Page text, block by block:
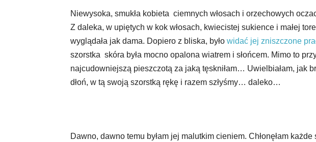
Niewysoka, smukła kobieta ciemnych włosach i orzechowych
Z daleka, w upiętych w kok włosach, kwiecistej sukience i małej
wyglądała jak dama. Dopiero z bliska, było widać jej zniszczone
szorstka skóra była mocno opalona wiatrem i słońcem. Mimo to
najcudowniejszą pieszczotą za jaką tęskniłam… Uwielbiałam, jak
dłoń, w tą swoją szorstką rękę i razem szłyśmy… daleko…
Dawno, dawno temu byłam jej malutkim cieniem. Chłonęłam każde